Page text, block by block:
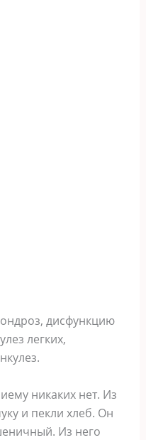
дисфункцию
легких,
никаких нет. Из
и пекли хлеб. Он
Из него